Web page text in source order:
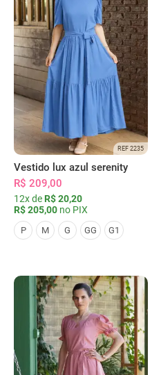
REF 2235
Vestido lux azul serenity
R$ 209,00
12x de R$ 20,20
R$ 205,00 no PIX
P M G GG G1